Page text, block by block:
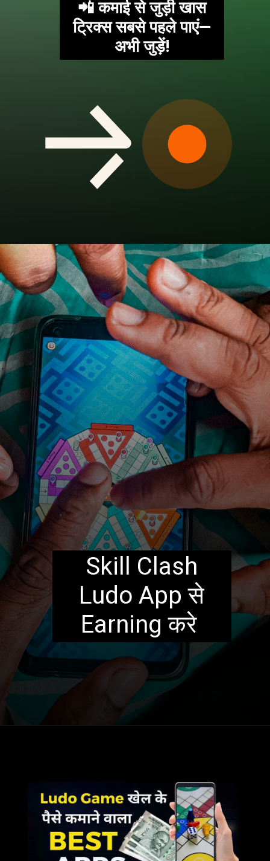
📲 कमाई से जुड़ी खास
ट्रिक्स सबसे पहले पाएं—
अभी जुड़ें!
Skill Clash
Ludo App से
Earning करे